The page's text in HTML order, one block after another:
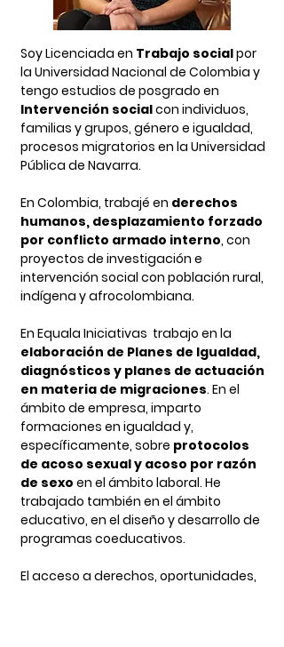
Encabezado 2
Soy Licenciada en Trabajo socialpor
la Universidad Nacional de Colombia y
tengo estudios de posgrado en
Intervención socialcon individuos,
familias y grupos, género e igualdad,
procesos migratorios en la Universidad
Pública de Navarra.
En Colombia, trabajé en derechos
humanos, desplazamiento forzado
por conflicto armado interno, con
proyectos de investigación e
intervención social con población rural,
indígena y afrocolombiana.
En Equala Iniciativas trabajo en la
elaboración de Planes de Igualdad,
diagnósticos y planes de actuación
en materia de migraciones. En el
ámbito de empresa, imparto
formaciones en igualdad y,
específicamente, sobre protocolos
de acoso sexual y acoso por razón
de sexo en el ámbito laboral. He
trabajado también en el ámbito
educativo, en el diseño y desarrollo de
programas coeducativos.
El acceso a derechos, oportunidades,